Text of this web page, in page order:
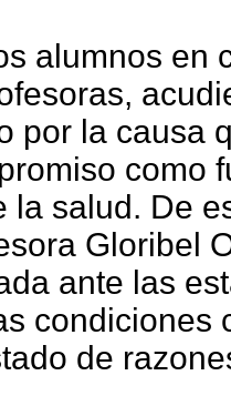
alumnos en
por la causa
como
la salud. De
Gloribel
ante las
condiciones
de